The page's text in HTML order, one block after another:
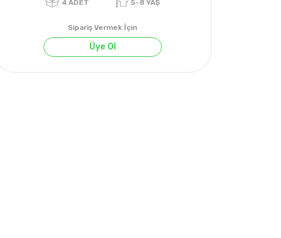
Sipariş Vermek İçin
Üye Ol